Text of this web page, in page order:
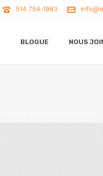
514 754-1983
BLOGUE NOUS